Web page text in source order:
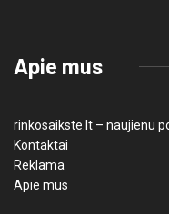
Apie mus
rinkosaikste.lt – naujienu
Kontaktai
Reklama
Apie mus